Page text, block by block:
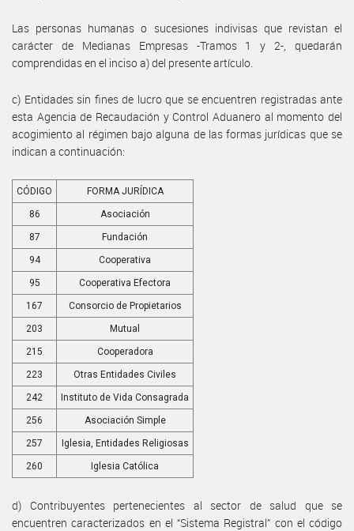
Las personas humanas o sucesiones indivisas que revistan el
carácter de Medianas Empresas -Tramos 1 y 2-, quedarán
comprendidas en el inciso a) del presente artículo.
c) Entidades sin fines de lucro que se encuentren registradas ante
esta Agencia de Recaudación y Control Aduanero al momento del
acogimiento al régimen bajo alguna de las formas jurídicas que se
indican a continuación:
CÓDIGO FORMA JURÍDICA
86 Asociación
87 Fundación
94 Cooperativa
95 Cooperativa Efectora
167 Consorcio de Propietarios
203 Mutual
215 Cooperadora
223 Otras Entidades Civiles
242 Instituto de Vida Consagrada
256 Asociación Simple
257 Iglesia, Entidades Religiosas
260 Iglesia Católica
d) Contribuyentes pertenecientes al sector de salud que se
encuentren caracterizados en el “Sistema Registral” con el código